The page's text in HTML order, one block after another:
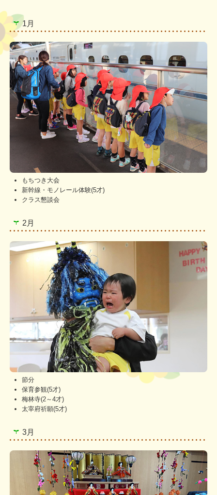
1月
もちつき大会
新幹線・モノレール体験(5才)
クラス懇談会
2月
節分
保育参観(5才)
梅林寺(2～4才)
太宰府祈願(5才)
3月